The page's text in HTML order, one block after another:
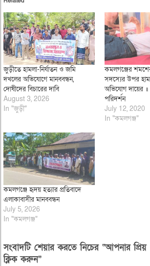
জুড়ীতে হামলা-নির্যাতন ও জমি
দখলের অভিযোগে মানববন্ধন,
দোষীদের বিচারের দাবি
August 3, 2026
In "জুড়ী"
কমলগঞ্জের
সদস্যের উপর
অভিযোগ দায়ের ॥
পরিদর্শন
July 12, 2020
In "কমলগঞ্জ"
কমলগঞ্জে হৃদয় হত্যার প্রতিবাদে
এলাকাবাসীর মানববন্ধন
July 5, 2026
In "কমলগঞ্জ"
সংবাদটি শেয়ার করতে নিচের “আপনার প্রিয়
ক্লিক করুন”